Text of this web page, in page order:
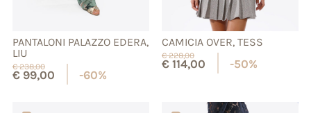
PANTALONI PALAZZO EDERA,
LIU
€238,00
€99,00 -60%
CAMICIA OVER, TESS
€228,00
€114,00 -50%